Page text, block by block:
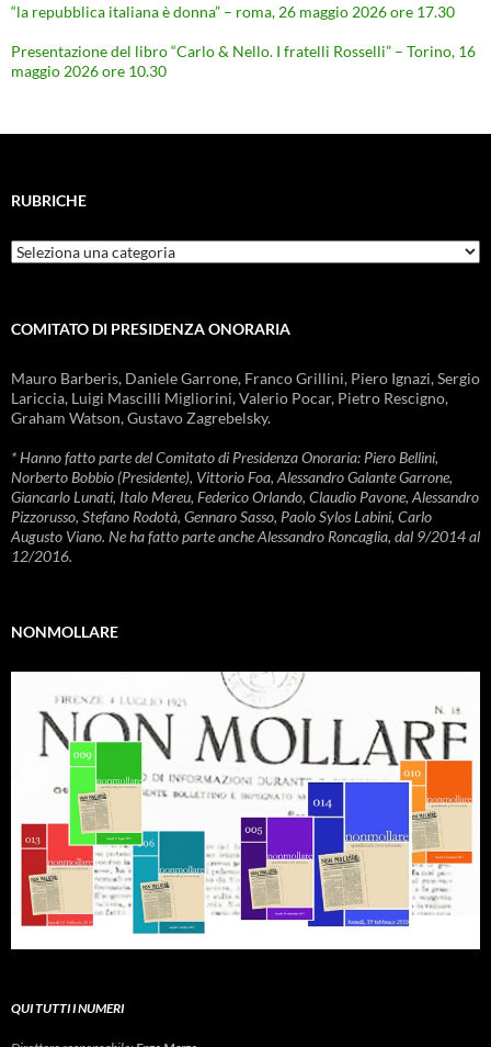
“la repubblica italiana è donna” – roma, 26 maggio 2026 ore 17.30
Presentazione del libro “Carlo & Nello. I fratelli Rosselli” – Torino, 16
maggio 2026 ore 10.30
RUBRICHE
Rubriche
COMITATO DI PRESIDENZA ONORARIA
Mauro Barberis, Daniele Garrone, Franco Grillini, Piero Ignazi, Sergio
Lariccia, Luigi Mascilli Migliorini, Valerio Pocar, Pietro Rescigno,
Graham Watson, Gustavo Zagrebelsky.
* Hanno fatto parte del Comitato di Presidenza Onoraria: Piero Bellini,
Norberto Bobbio (Presidente), Vittorio Foa, Alessandro Galante Garrone,
Giancarlo Lunati, Italo Mereu, Federico Orlando, Claudio Pavone, Alessandro
Pizzorusso, Stefano Rodotà, Gennaro Sasso, Paolo Sylos Labini, Carlo
Augusto Viano. Ne ha fatto parte anche Alessandro Roncaglia, dal 9/2014 al
12/2016.
NONMOLLARE
QUI TUTTI I NUMERI